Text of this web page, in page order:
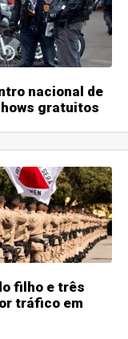
nacional de
gratuitos
filho e três
tráfico em